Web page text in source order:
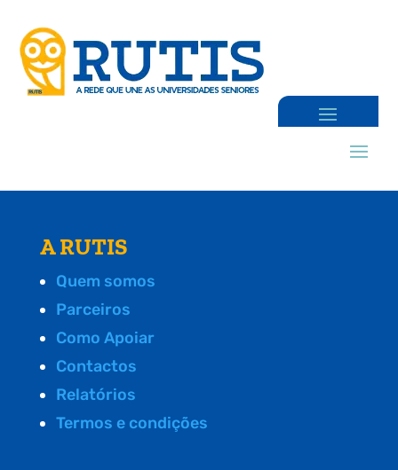
A RUTIS
Quem somos
Parceiros
Como Apoiar
Contactos
Relatórios
Termos e condições